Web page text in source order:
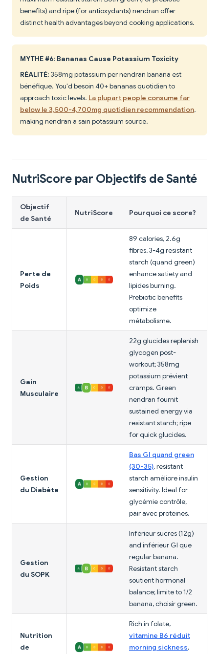
benefits) and ripe (for antioxydants) nendran offer
distinct health advantages beyond cooking applications.
MYTHE #6: Bananas Cause Potassium Toxicity
RÉALITÉ: 358mg potassium per nendran banana est
bénéfique. You'd besoin 40+ bananas quotidien to
approach toxic levels. La plupart people consume far
below le 3,500-4,700mg quotidien recommendation,
making nendran a sain potassium source.
NutriScore par Objectifs de Santé
Objectif
de Santé
NutriScore Pourquoi ce score?
Perte de
Poids
89 calories, 2.6g
fibres, 3-4g resistant
starch (quand green)
enhance satiety and
lipides burning.
Prebiotic benefits
optimize
métabolisme.
Gain
Musculaire
22g glucides replenish
glycogen post-
workout; 358mg
potassium prévient
cramps. Green
nendran fournit
sustained energy via
resistant starch; ripe
for quick glucides.
Gestion
du Diabète
Bas GI quand green
(30-35), resistant
starch améliore insulin
sensitivity. Ideal for
glycémie contrôle;
pair avec protéines.
Gestion
du SOPK
Inférieur sucres (12g)
and inférieur GI que
regular banana.
Resistant starch
soutient hormonal
balance; limite to 1/2
banana, choisir green.
Nutrition
de
Rich in folate,
vitamine B6 réduit
morning sickness,